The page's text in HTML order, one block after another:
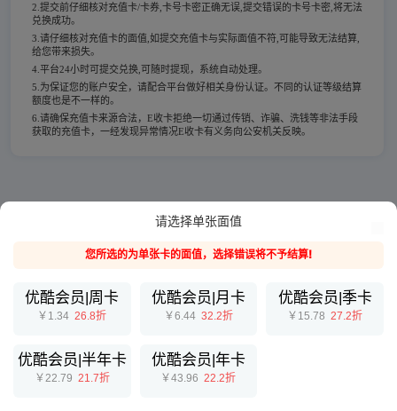
2.提交前仔细核对充值卡/卡券,卡号卡密正确无误,提交错误的卡号卡密,将无法
兑换成功。
3.请仔细核对充值卡的面值,如提交充值卡与实际面值不符,可能导致无法结算,
给您带来损失。
4.平台24小时可提交兑换,可随时提现，系统自动处理。
5.为保证您的账户安全，请配合平台做好相关身份认证。不同的认证等级结算
额度也是不一样的。
6.请确保充值卡来源合法，E收卡拒绝一切通过传销、诈骗、洗钱等非法手段
获取的充值卡，一经发现异常情况E收卡有义务向公安机关反映。
提交
请选择单张面值
您所选的为单张卡的面值，选择错误将不予结算!
优酷会员|周卡
￥1.3426.8折
优酷会员|月卡
￥6.44 32.2折
优酷会员|季卡
￥15.7827.2折
优酷会员|半年卡
￥22.79 21.7折
优酷会员|年卡
￥43.9622.2折